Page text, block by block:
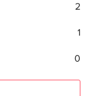
2
1
0